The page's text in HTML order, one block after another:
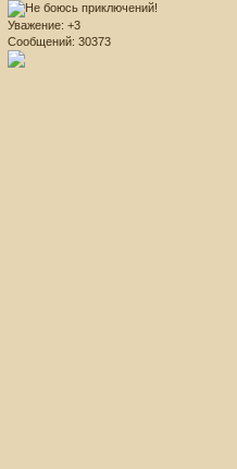
Уважение: +3
Сообщений: 30373